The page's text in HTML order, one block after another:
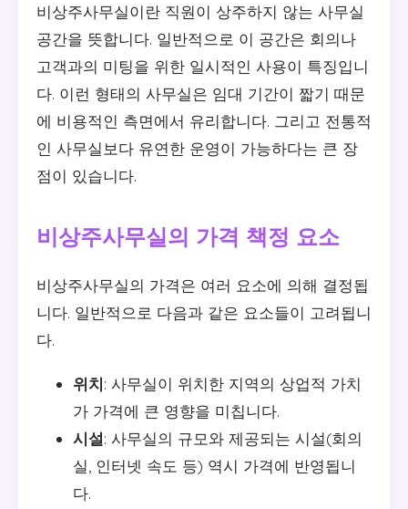
비상주사무실이란 직원이 상주하지 않는 사무실
공간을 뜻합니다. 일반적으로 이 공간은 회의나
고객과의 미팅을 위한 일시적인 사용이 특징입니
다. 이런 형태의 사무실은 임대 기간이 짧기 때문
에 비용적인 측면에서 유리합니다. 그리고 전통적
인 사무실보다 유연한 운영이 가능하다는 큰 장
점이 있습니다.
비상주사무실의 가격 책정 요소
비상주사무실의 가격은 여러 요소에 의해 결정됩
니다. 일반적으로 다음과 같은 요소들이 고려됩니
다.
위치: 사무실이 위치한 지역의 상업적 가치
가 가격에 큰 영향을 미칩니다.
시설: 사무실의 규모와 제공되는 시설(회의
실, 인터넷 속도 등) 역시 가격에 반영됩니
다.